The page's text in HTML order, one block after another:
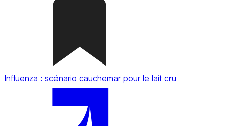
Influenza : scénario cauchemar pour le lait cru